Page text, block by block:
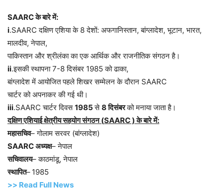
SAARCकेबारेमें:
i.SAARC दक्षिण एशिया के 8 देशों: अफगानिस्तान, बांग्लादेश, भूटान, भारत,
मालदीव, नेपाल,
पाकिस्तान और श्रीलंका का एक आर्थिक और राजनीतिक संगठन है।
ii.इसकी स्थापना 7-8 दिसंबर 1985 को ढाका,
बांग्लादेश में आयोजित पहले शिखर सम्मेलन के दौरान SAARC
चार्टर को अपनाकर की गई थी।
iii.SAARC चार्टर दिवस1985से8दिसंबरको मनाया जाता है।
दक्षिणएशियाईक्षेत्रीयसहयोगसंगठन(SAARC ) केबारेमें:
महासचिव– गोलाम सरवर (बांग्लादेश)
SAARCअध्यक्ष– नेपाल
सचिवालय– काठमांडू, नेपाल
स्थापित– 1985
>> Read Full News